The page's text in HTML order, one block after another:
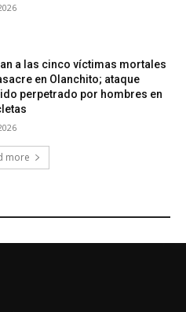
a las cinco víctimas mortales
en Olanchito; ataque
perpetrado por hombres en
more